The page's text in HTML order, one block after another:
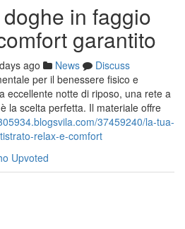
in faggio
garantito
ago News
Discuss
per il benessere fisico e
eccellente notte di riposo, una rete a
la scelta perfetta. Il materiale offre
37459240/la-tua-
relax-e-comfort
Upvoted